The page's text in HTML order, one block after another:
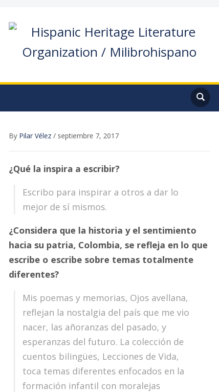
By Pilar Vélez/ septiembre 7, 2017
¿Qué la inspira a escribir?
Escribo para inspirar a otros a dar lo
mejor de sí mismos.
¿Considera que la historia y el sentimiento
hacia su patria, Colombia, se refleja en lo que
escribe o escribe sobre temas totalmente
diferentes?
Mis poemas y memorias, Ojos avellana,
reflejan la nostalgia del país que me vio
nacer, las añoranzas del pasado, y
esperanzas del futuro. La colección de
cuentos bilingües, Lecciones de Vida,
toca temas diferentes enfocados en la
formación infantil con moralejas